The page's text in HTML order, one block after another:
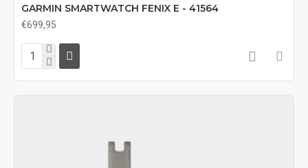
GARMIN SMARTWATCH FENIX E - 41564
€699,95